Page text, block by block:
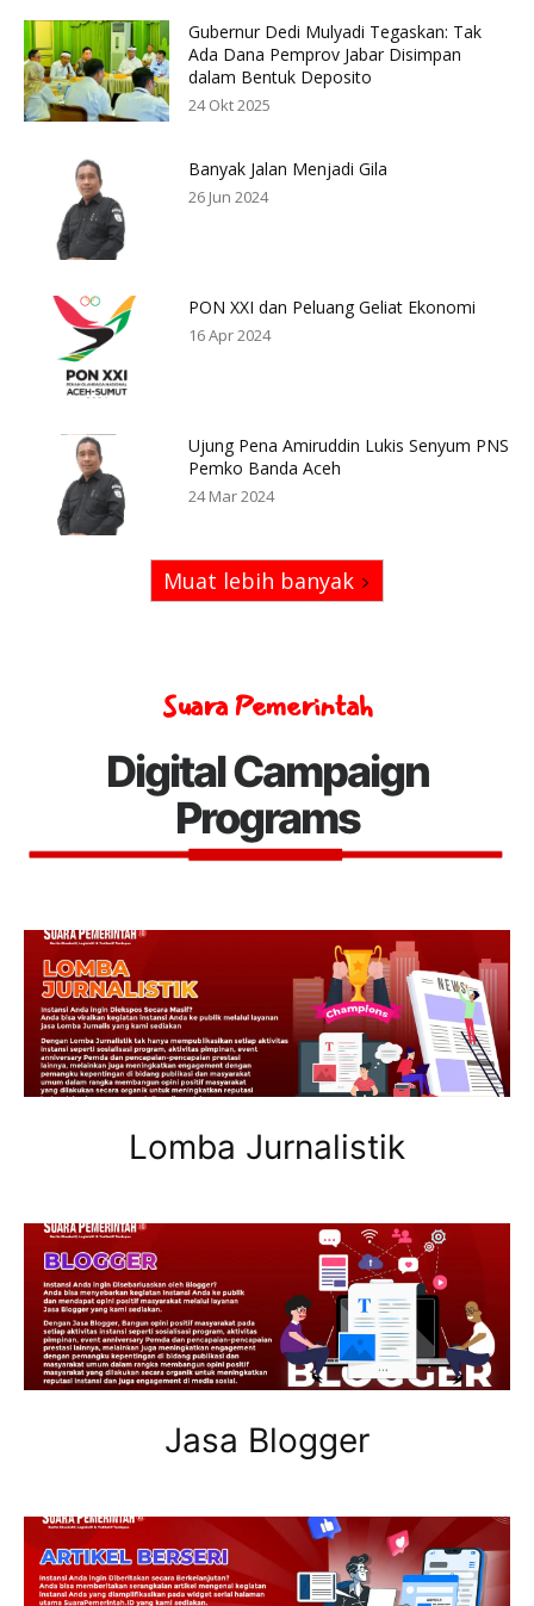
Gubernur Dedi Mulyadi Tegaskan: Tak
Ada Dana Pemprov Jabar Disimpan
dalam Bentuk Deposito
24 Okt 2025
Banyak Jalan Menjadi Gila
26 Jun 2024
PON XXI dan Peluang Geliat Ekonomi
16 Apr 2024
Ujung Pena Amiruddin Lukis Senyum PNS
Pemko Banda Aceh
24 Mar 2024
Muat lebih banyak
Suara Pemerintah
Digital Campaign
Programs
Lomba Jurnalistik
Jasa Blogger